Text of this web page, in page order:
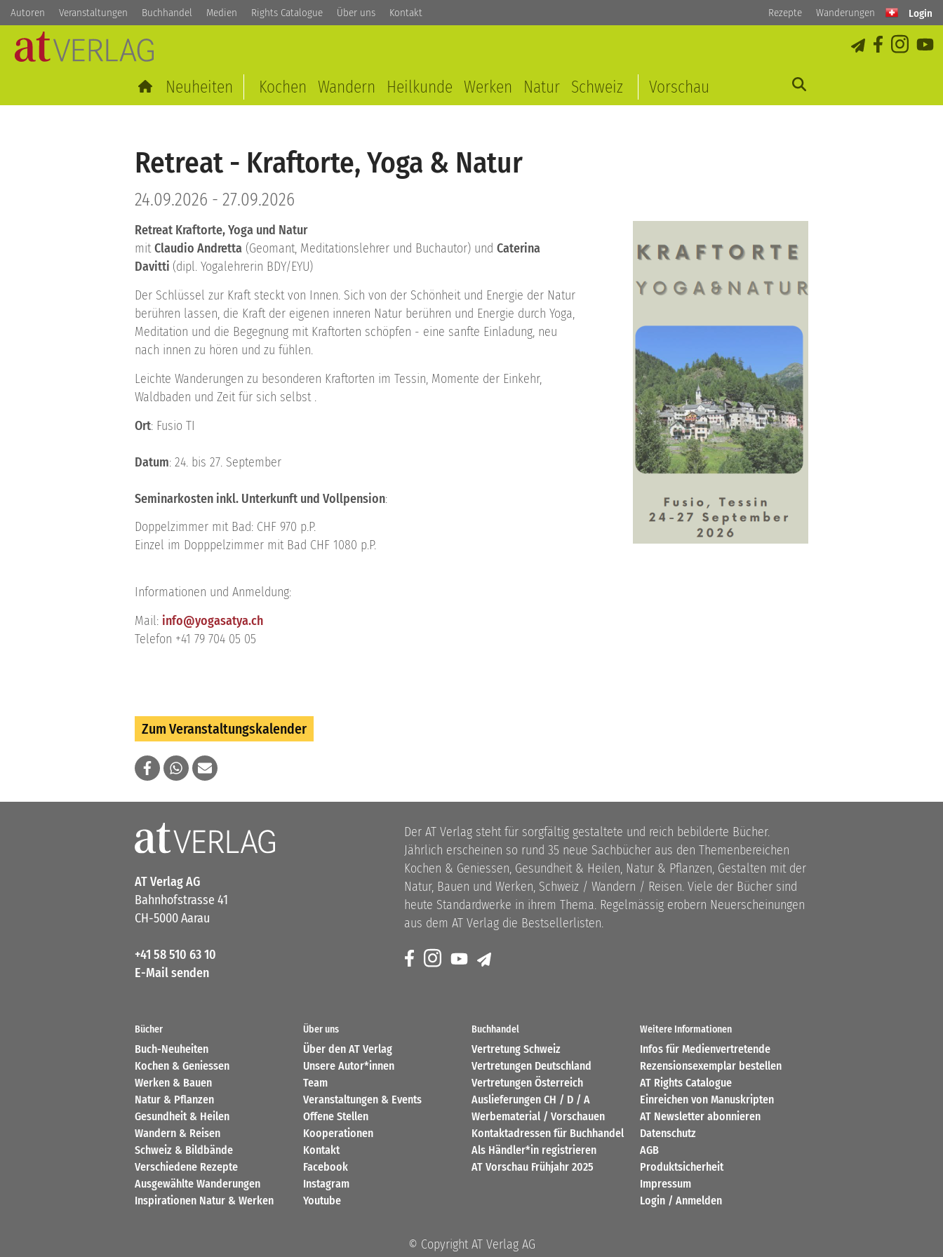
Autoren Veranstaltungen Buchhandel Medien Rights Catalogue Über uns Kontakt Rezepte Wanderungen Login
Neuheiten Kochen Wandern Heilkunde Werken Natur Schweiz Vorschau
Retreat - Kraftorte, Yoga & Natur
24.09.2026 - 27.09.2026
Retreat Kraftorte, Yoga und Natur
mitClaudio Andretta (Geomant, Meditationslehrer und Buchautor) und Caterina
Davitti (dipl. Yogalehrerin BDY/EYU)
Der Schlüssel zur Kraft steckt von Innen. Sich von der Schönheit und Energie der Natur
berühren lassen, die Kraft der eigenen inneren Natur berühren und Energie durch Yoga,
Meditation und die Begegnung mit Kraftorten schöpfen - eine sanfte Einladung, neu
nach innen zu hören und zu fühlen.
Leichte Wanderungen zu besonderen Kraftorten im Tessin, Momente der Einkehr,
Waldbaden und Zeit für sich selbst .
Ort: Fusio TI
Datum: 24. bis 27. September
Seminarkosten inkl. Unterkunft und Vollpension:
Doppelzimmer mit Bad: CHF 970 p.P.
Einzel im Dopppelzimmer mit Bad CHF 1080 p.P.
Informationen und Anmeldung:
Mail: info@yogasatya.ch
Telefon +41 79 704 05 05
Zum Veranstaltungskalender
AT Verlag AG
Bahnhofstrasse 41
CH-5000 Aarau
+41 58 510 63 10
E-Mail senden
Der AT Verlag steht für sorgfältig gestaltete und reich bebilderte Bücher.
Jährlich erscheinen so rund 35 neue Sachbücher aus den Themenbereichen
Kochen & Geniessen, Gesundheit & Heilen, Natur & Pflanzen, Gestalten mit der
Natur, Bauen und Werken, Schweiz / Wandern / Reisen. Viele der Bücher sind
heute Standardwerke in ihrem Thema. Regelmässig erobern Neuerscheinungen
aus dem AT Verlag die Bestsellerlisten.
Bücher
Buch-Neuheiten
Kochen & Geniessen
Werken & Bauen
Natur & Pflanzen
Gesundheit & Heilen
Wandern & Reisen
Schweiz & Bildbände
Verschiedene Rezepte
Ausgewählte Wanderungen
Inspirationen Natur & Werken
Über uns
Über den AT Verlag
Unsere Autor*innen
Team
Veranstaltungen & Events
Offene Stellen
Kooperationen
Kontakt
Facebook
Instagram
Youtube
Buchhandel
Vertretung Schweiz
Vertretungen Deutschland
Vertretungen Österreich
Auslieferungen CH / D / A
Werbematerial / Vorschauen
Kontaktadressen für Buchhandel
Als Händler*in registrieren
AT Vorschau Frühjahr 2025
Weitere Informationen
Infos für Medienvertretende
Rezensionsexemplar bestellen
AT Rights Catalogue
Einreichen von Manuskripten
AT Newsletter abonnieren
Datenschutz
AGB
Produktsicherheit
Impressum
Login / Anmelden
© Copyright AT Verlag AG